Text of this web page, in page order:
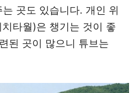
곳도 있습니다. 개인 위
타월)은 챙기는 것이 좋
된 곳이 많으니 튜브는